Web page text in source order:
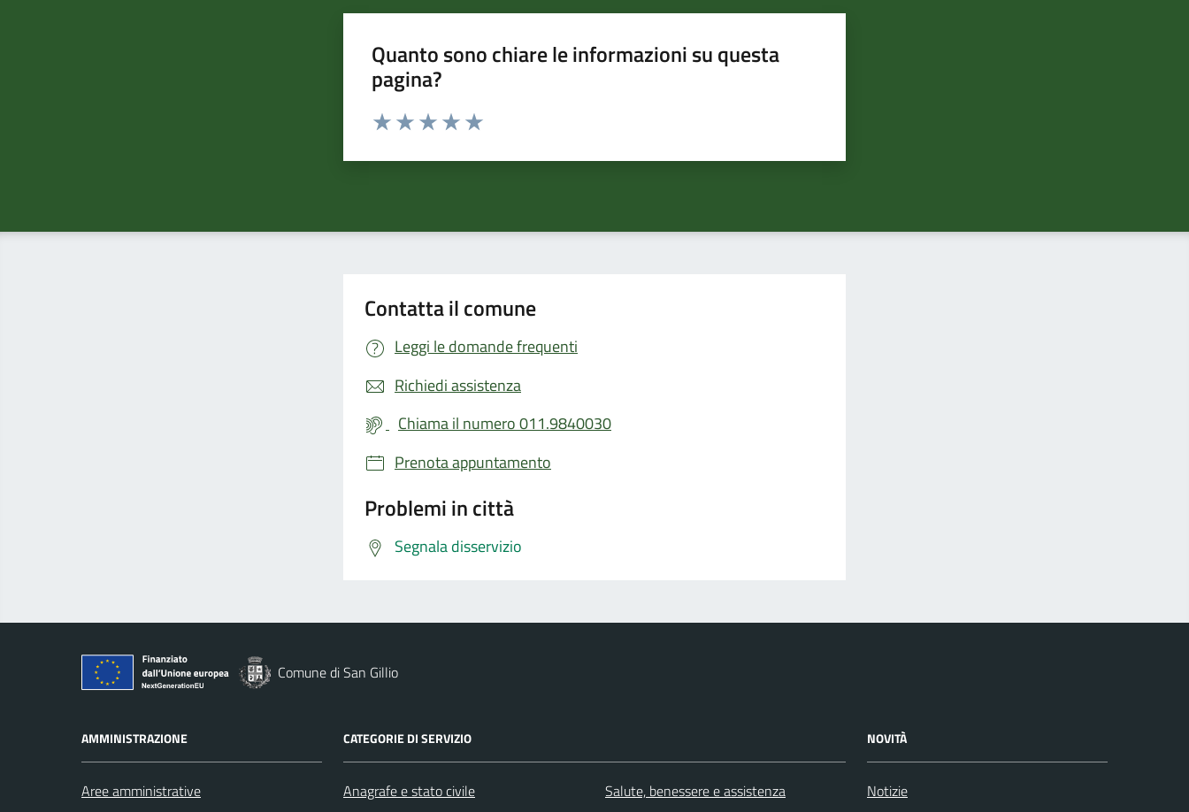
Quanto sono chiare le informazioni su questa
pagina?
Valuta da 1 a 5 stelle la pagina
Contatta il comune
Leggi le domande frequenti
Richiedi assistenza
Chiama il numero 011.9840030
Prenota appuntamento
Problemi in città
Segnala disservizio
Comune di San Gillio
AMMINISTRAZIONE
Aree amministrative
CATEGORIE DI SERVIZIO
Anagrafe e stato civile
Salute, benessere e assistenza
NOVITÀ
Notizie